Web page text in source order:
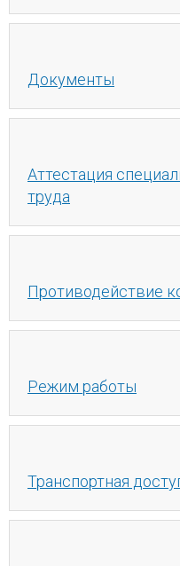
Документы
Аттестация
труда
Противодействие
Режим работы
Транспортная